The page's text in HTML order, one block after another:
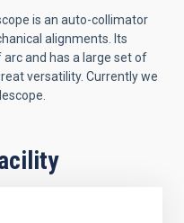
is an auto-collimator
alignments. Its
and has a large set of
versatility. Currently we